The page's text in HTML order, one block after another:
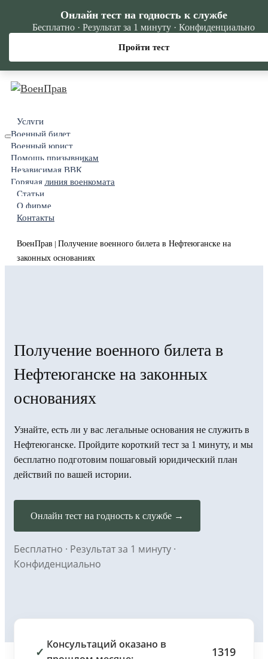
Услуги
Военный билет
Военный юрист
Помощь призывникам
Независимая ВВК
Горячая линия военкомата
Статьи
О фирме
Контакты
ВоенПрав
Получение военного билета в Нефтеюганске на
законных основаниях
Получение военного билета в
Нефтеюганске на законных
основаниях
Узнайте, есть ли у вас легальные основания не служить в
Нефтеюганске. Пройдите короткий тест за 1 минуту, и мы
бесплатно подготовим пошаговый юридический план
действий по вашей истории.
Онлайн тест на годность к службе →
Бесплатно · Результат за 1 минуту ·
Конфиденциально
✓
Консультаций оказано в
1319
Онлайн тест на годность к службе
Бесплатно · Результат за 1 минуту · Конфиденциально
Пройти тест